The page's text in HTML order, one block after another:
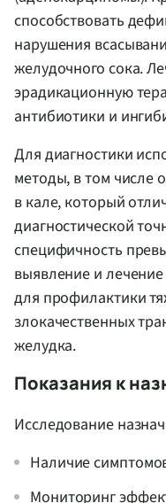
способствовать
нарушения
желудочного сока.
эрадикационную
антибиотики и
Для диагностики
методы, в том числе
в кале, который
диагностической
специфичность
выявление и
для профилактики
злокачественных
желудка.
Показания к
Исследование
Наличие
Мониторинг